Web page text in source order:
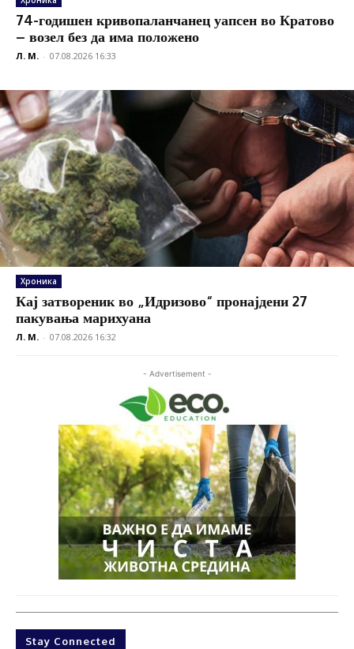
74-годишен кривопаланчанец уапсен во Кратово
– возел без да има положено
Л. М. - 07.08.2026 16:33
Хроника
Кај затвореник во „Идризово“ пронајдени 27
пакувања марихуана
Л. М. - 07.08.2026 16:32
- Advertisement -
Stay Connected